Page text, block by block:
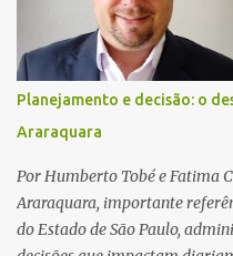
PDF simulando uma
Na sequência, entrou em
link, orientando a vítima a
concluir a suposta
procedimento, a conta
horas. Sem conseguir acessar
novamente contato com o
resposta. Na segunda-fe...
Planejamento e decisão: o
Araraquara
Por Humberto Tobé e Fatima
Araraquara, importante
do Estado de São Paulo,